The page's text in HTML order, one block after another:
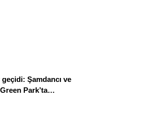
geçidi: Şamdancı ve
Park’ta